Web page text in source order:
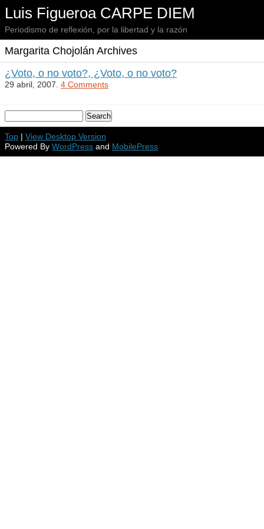
Luis Figueroa CARPE DIEM
Periodismo de reflexión, por la libertad y la razón
Margarita Chojolán Archives
¿Voto, o no voto?, ¿Voto, o no voto?
29 abril, 2007. 4 Comments
Top | View Desktop Version
Powered By WordPress and MobilePress